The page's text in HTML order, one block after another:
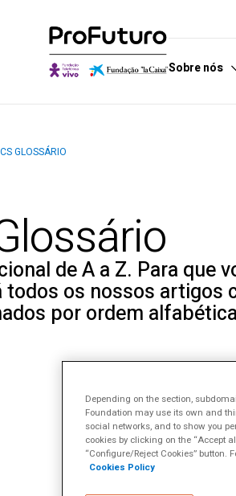
Sobre nós
Descobrir o Observatório
GLOSSÁRIO
de A a Z. Para que
todos os nossos artigos
por ordem
Depending on the section,
Foundation may use its own and
social networks, and to show you
cookies by clicking on the “Accept
“Configure/Reject Cookies”
Cookies Policy